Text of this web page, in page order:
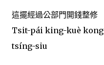
這擺經過公部門開錢整修
Tsit-pái king-kuè
tsíng-siu